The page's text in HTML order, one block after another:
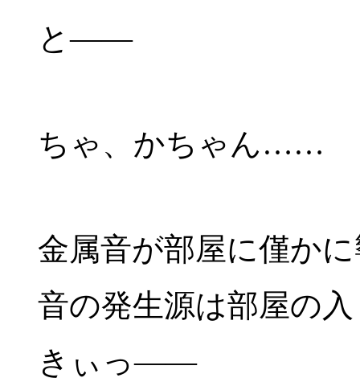
と――
ちゃ、かちゃん……
金属音が部屋に僅かに
音の発生源は部屋の
きぃっ――